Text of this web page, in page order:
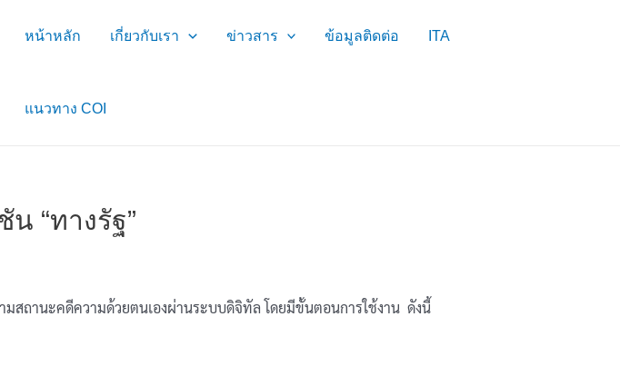
หน้าหลัก เกี่ยวกับเรา ข่าวสาร ข้อมูลติดต่อ ITA
แนวทาง COI
“ทางรัฐ”
สถานะคดีความด้วยตนเองผ่านระบบดิจิทัล โดยมีขั้นตอนการใช้งาน ดังนี้